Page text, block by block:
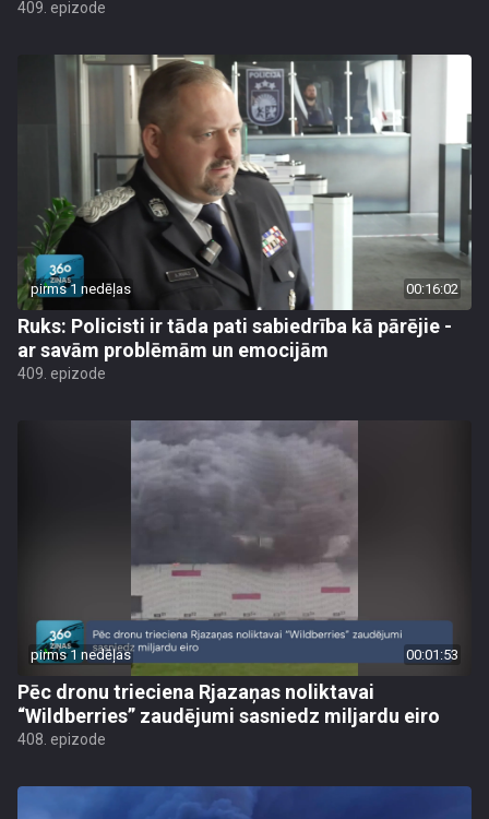
409. epizode
pirms 1 nedēļas 00:16:02
Ruks: Policisti ir tāda pati sabiedrība kā pārējie -
ar savām problēmām un emocijām
409. epizode
pirms 1 nedēļas 00:01:53
Pēc dronu trieciena Rjazaņas noliktavai
“Wildberries” zaudējumi sasniedz miljardu eiro
408. epizode